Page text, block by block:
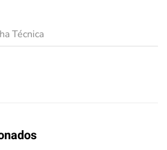
Técnica